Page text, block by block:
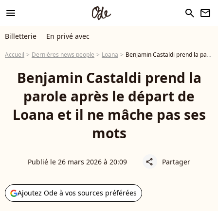
menu search newsletter
Billetterie En privé avec
Accueil Dernières news people Loana Benjamin Castaldi prend la parole après le départ de Loana et il ne mâche pas ses mots
Benjamin Castaldi prend la
parole après le départ de
Loana et il ne mâche pas ses
mots
Publié le 26 mars 2026 à 20:09 share Partager
Ajoutez Ode à vos sources préférées